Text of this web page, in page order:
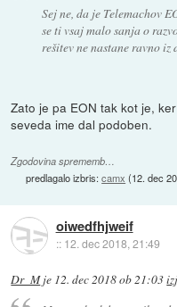
Sej ne, da je Telemachov
se ti vsaj malo sanja o
rešitev ne nastane ravno iz
Zato je pa EON tak kot je,
seveda ime dal podoben.
Zgodovina sprememb…
predlagalo izbris:camx (12. dec
oiwedfhjweif
:: 12. dec 2018, 21:49
Dr_Mje 12. dec 2018 ob 21:03